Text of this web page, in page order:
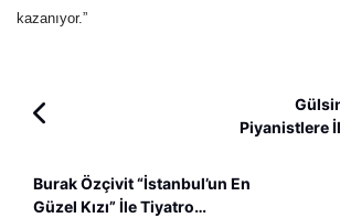
kazanıyor.”
Piyanistlere
Burak Özçivit “İstanbul’un En
Güzel Kızı” İle Tiyatro